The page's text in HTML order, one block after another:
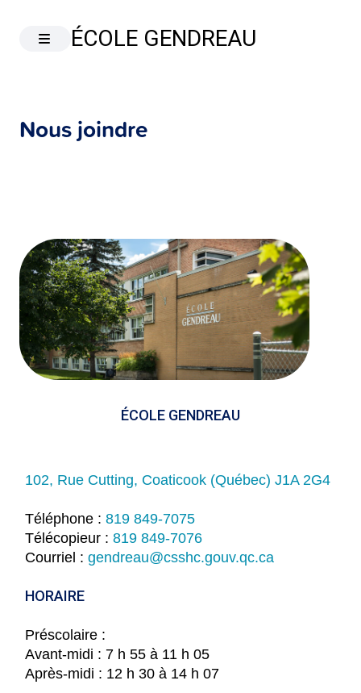
ÉCOLE GENDREAU
Nous joindre
ÉCOLE GENDREAU
102, Rue Cutting, Coaticook (Québec) J1A 2G4
Téléphone : 819 849-7075
Télécopieur : 819 849-7076
Courriel : gendreau@csshc.gouv.qc.ca
HORAIRE
Préscolaire :
Avant-midi : 7 h 55 à 11 h 05
Après-midi : 12 h 30 à 14 h 07